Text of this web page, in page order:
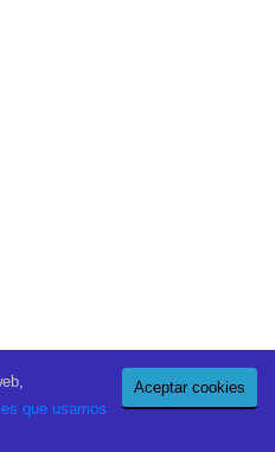
Mairena
. All rights reserved.
Powered by
Aceptar cookies
que usamos